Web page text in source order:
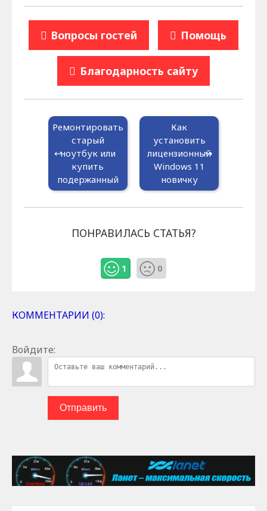
Вопросы гостей Помощь
Благодарность сайту
Ремонтировать
старый
ноутбук или
купить
подержанный
Как
установить
лицензионный
Windows 11
новичку
ПОНРАВИЛАСЬ СТАТЬЯ?
1 0
КОММЕНТАРИИ (0):
Войдите:
Отправить